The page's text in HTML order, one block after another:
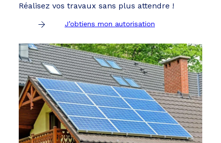
Réalisez vos travaux sans plus attendre !
J’obtiens mon autorisation